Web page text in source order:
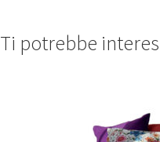
Ti potrebbe